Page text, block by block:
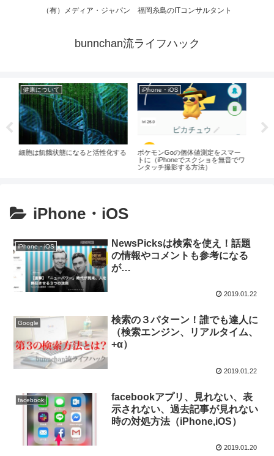
（有）メディア・ジャパン 福岡糸島のITコンサルタント
bunnchan流ライフハック
個体値測定をスマー
ライフハック
【 iOS7 】新機能、iPhoneで迷惑電
話などの着信拒否の設定方法
メッセージング
消しできる機能があった
iPhone・iOS
iPhone・iOS
NewsPicksは検索を使え！話題
の情報やコメントも参考になる
が…
2019.01.22
Google
検索の３パターン！誰でも達人に
（検索エンジン、リアルタイム、
+α）
2019.01.22
facebook
facebookアプリ、見れない、表
示されない、過去記事が見れない
時の対処方法（iPhone,iOS）
2019.01.20